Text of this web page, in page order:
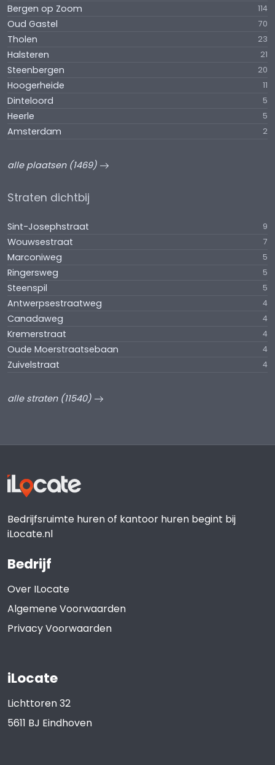
Bergen op Zoom 114
Oud Gastel 70
Tholen 23
Halsteren 21
Steenbergen 20
Hoogerheide 11
Dinteloord 5
Heerle 5
Amsterdam 2
alle plaatsen (1469)
Straten dichtbij
Sint-Josephstraat 9
Wouwsestraat 7
Marconiweg 5
Ringersweg 5
Steenspil 5
Antwerpsestraatweg 4
Canadaweg 4
Kremerstraat 4
Oude Moerstraatsebaan 4
Zuivelstraat 4
alle straten (11540)
Bedrijfsruimte huren of kantoor huren begint bij
iLocate.nl
Bedrijf
Over ILocate
Algemene Voorwaarden
Privacy Voorwaarden
iLocate
Lichttoren 32
5611 BJ Eindhoven